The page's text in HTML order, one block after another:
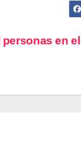
personas en